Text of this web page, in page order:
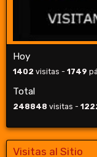
Hoy
1402 visitas - 1749
Total
248848 visitas -
Visitas al Sitio